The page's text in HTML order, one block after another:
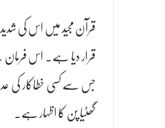
قرآن مجید میں اس کی
قرار دیا ہے۔ اس
جس سے کسی خطاکار کی
گھٹیا پن کا اظہار ہے۔